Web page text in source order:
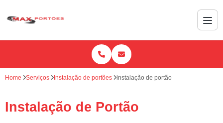
Home Serviços Instalação de portões instalação de portão
Instalação de Portão